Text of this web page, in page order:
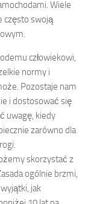
Wiele
często swoją
człowiekowi,
normy i
Pozostaje nam
i dostosować się
uwagę, kiedy
zarówno dla
skorzystać z
ogólnie brzmi,
jak